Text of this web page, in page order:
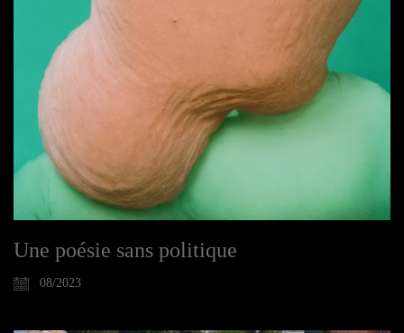
Une poésie sans politique
08/2023